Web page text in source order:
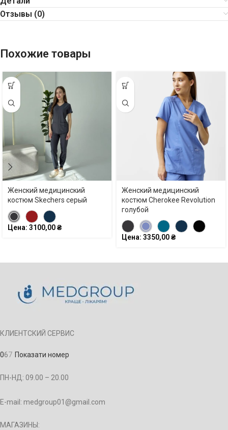
Отзывы (0)
Похожие товары
Женский медицинский
костюм Skechers серый
Цена: 3100,00₴
Женский медицинский
костюм Cherokee Revolution
голубой
Цена: 3350,00₴
КЛИЕНТСКИЙ СЕРВИС
067 Показати номер
ПН-НД: 09.00 – 20.00
E-mail: medgroup01@gmail.com
МАГАЗИНЫ: